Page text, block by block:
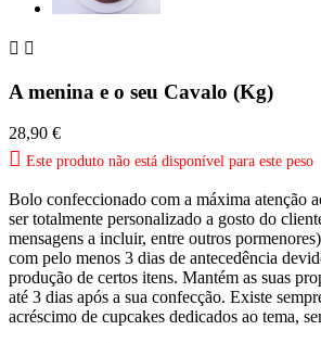
 
A menina e o seu Cavalo (Kg)
28,90 €
 Este produto não está disponível para este peso
Bolo confeccionado com a máxima atenção
ser totalmente personalizado a gosto do
mensagens a incluir, entre outros
com pelo menos 3 dias de antecedência
produção de certos itens. Mantém as suas
até 3 dias após a sua confecção. Existe
acréscimo de cupcakes dedicados ao tema,